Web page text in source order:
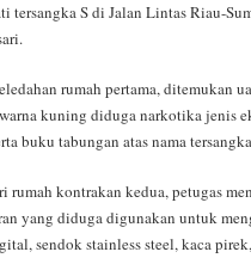
tersangka S di Jalan Lintas Riau-
rumah pertama, ditemukan
kuning diduga narkotika jenis
buku tabungan atas nama
rumah kontrakan kedua, petugas
yang diduga digunakan untuk
sendok stainless steel, kaca